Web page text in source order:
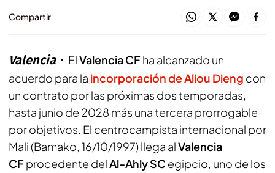
Compartir
Valencia ElValencia CFha alcanzado un
acuerdo para la incorporación de Aliou Dieng con
un contrato por las próximas dos temporadas,
hasta junio de 2028 más una tercera prorrogable
por objetivos. El centrocampista internacional por
Mali (Bamako, 16/10/1997) llega alValencia
CFprocedente delAl-Ahly SC egipcio, uno de los